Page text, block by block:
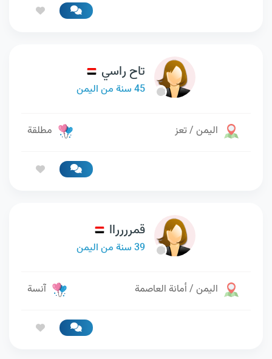
تاح راسي
45 سنة من اليمن
اليمن / تعز مطلقة
قمرررراا
39 سنة من اليمن
اليمن / أمانة العاصمة آنسة